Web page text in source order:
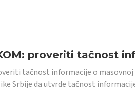
proveriti tačnost
tačnost informacije o
Srbije da utvrde tačnost